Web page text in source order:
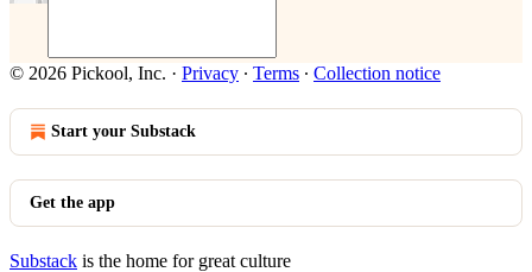
© 2026 Pickool, Inc. · Privacy ∙ Terms ∙ Collection notice
Start your Substack
Get the app
Substack is the home for great culture